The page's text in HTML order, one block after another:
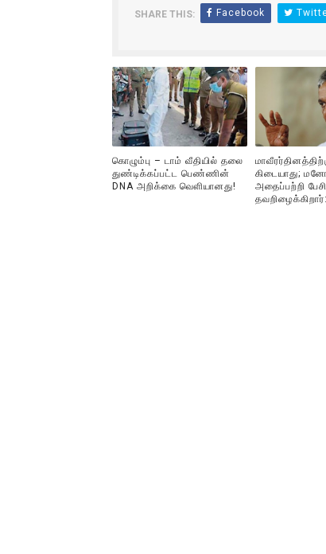
ஐ.நா முன்றலில் சீரற்ற
ஜனாதிபதி ஐக்கிய
32 CM விநோத
வலிமை தான் அஜித்
SHARE THIS: Facebook
கொழும்பு – டாம் வீதியில் தலை
துண்டிக்கப்பட்ட பெண்ணின்
DNA அறிக்கை வௌியானது!
கிடையாது;
அதைப்பற்றி பேசி